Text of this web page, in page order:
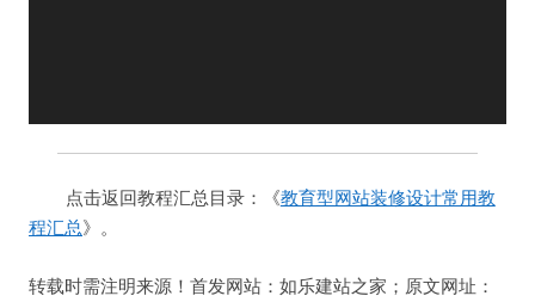
点击返回教程汇总目录：《教育型网站装修设计常用教
程汇总》。
转载时需注明来源！首发网站：如乐建站之家；原文网址：